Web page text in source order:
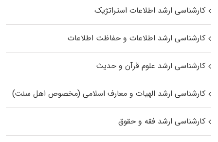
کارشناسی ارشد اطلاعات استراتژیک
کارشناسی ارشد اطلاعات و حفاظت اطلاعات
کارشناسی ارشد علوم قرآن و حدیث
کارشناسی ارشد الهیات و معارف اسلامی (مخصوص اهل سنت)
کارشناسی ارشد فقه و حقوق